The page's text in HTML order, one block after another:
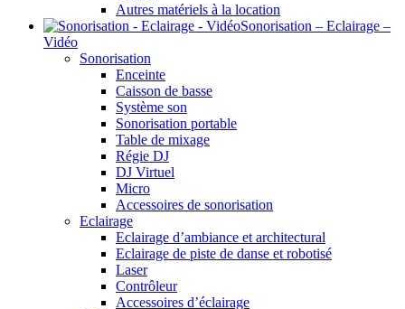
Autres matériels à la location
Sonorisation – Eclairage –
Vidéo
Sonorisation
Enceinte
Caisson de basse
Système son
Sonorisation portable
Table de mixage
Régie DJ
DJ Virtuel
Micro
Accessoires de sonorisation
Eclairage
Eclairage d’ambiance et architectural
Eclairage de piste de danse et robotisé
Laser
Contrôleur
Accessoires d’éclairage